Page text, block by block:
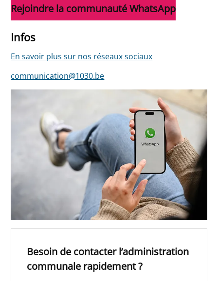
Rejoindre la communauté WhatsApp
Infos
En savoir plus sur nos réseaux sociaux
communication@1030.be
Besoin de contacter l’administration
communale rapidement ?